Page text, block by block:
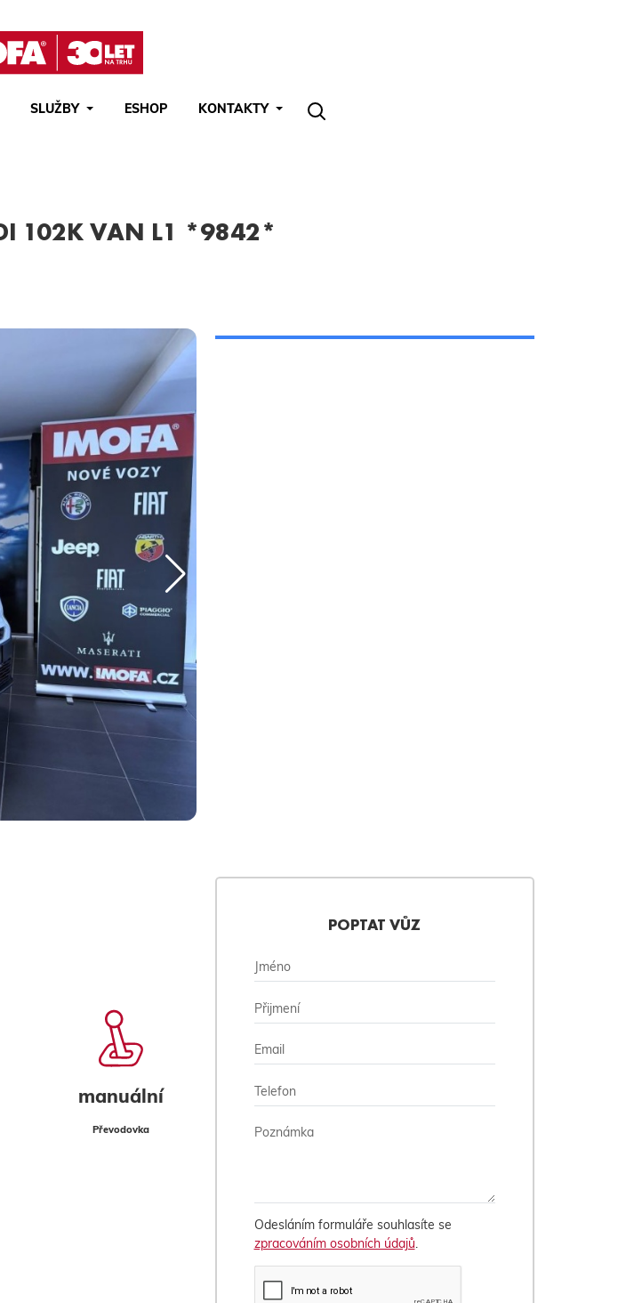
SLUŽBY ESHOP
KONTAKTY
102K VAN L1 *9842*
manuální
Převodovka
POPTAT VŮZ
Odesláním formuláře souhlasíte se
zpracováním osobních údajů.